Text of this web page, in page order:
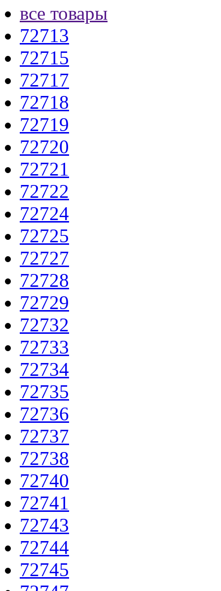
все товары
72713
72715
72717
72718
72719
72720
72721
72722
72724
72725
72727
72728
72729
72732
72733
72734
72735
72736
72737
72738
72740
72741
72743
72744
72745